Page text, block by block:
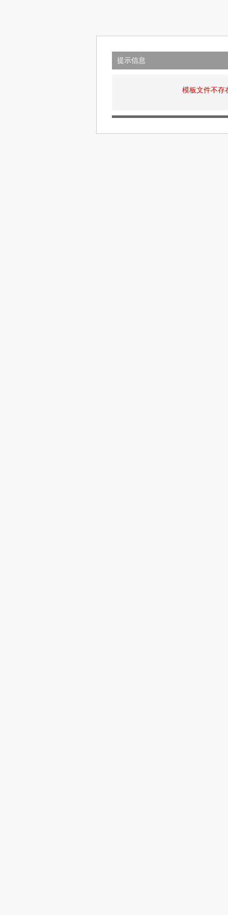
提示信息
模板文件不存